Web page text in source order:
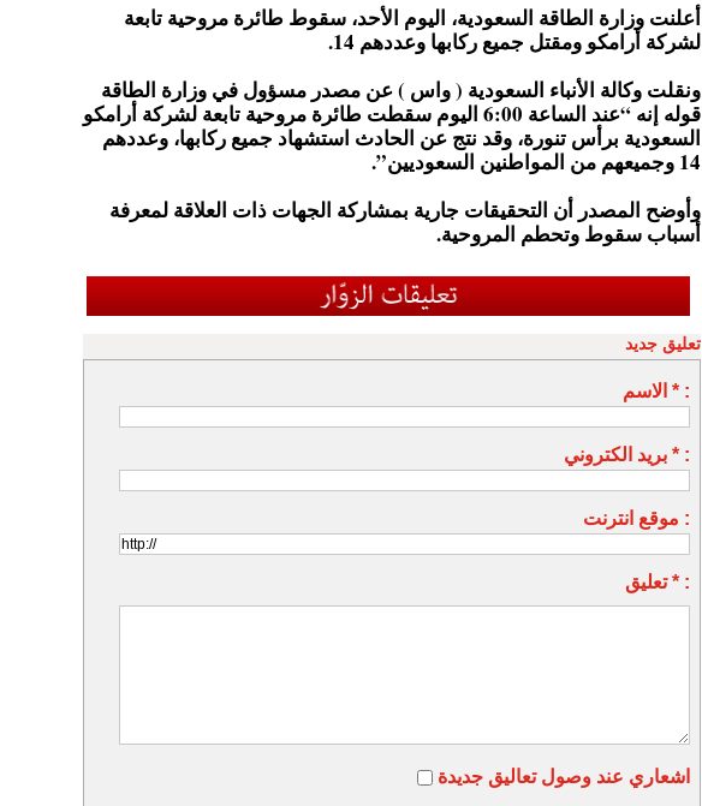
أعلنت وزارة الطاقة السعودية، اليوم الأحد، سقوط طائرة مروحية تابعة
لشركة أرامكو ومقتل جميع ركابها وعددهم 14.
ونقلت وكالة الأنباء السعودية ( واس ) عن مصدر مسؤول في وزارة الطاقة
قوله إنه “عند الساعة 6:00 اليوم سقطت طائرة مروحية تابعة لشركة أرامكو
السعودية برأس تنورة، وقد نتج عن الحادث استشهاد جميع ركابها، وعددهم
14 وجميعهم من المواطنين السعوديين”.
وأوضح المصدر أن التحقيقات جارية بمشاركة الجهات ذات العلاقة لمعرفة
أسباب سقوط وتحطم المروحية.
تعليق جديد
الاسم * :
بريد الكتروني * :
موقع انترنت :
تعليق * :
اشعاري عند وصول تعاليق جديدة